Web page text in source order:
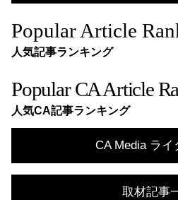
Popular Article
人気記事ランキング
Popular CA Article
人気CA記事ランキング
CA Media ライ
取材記事